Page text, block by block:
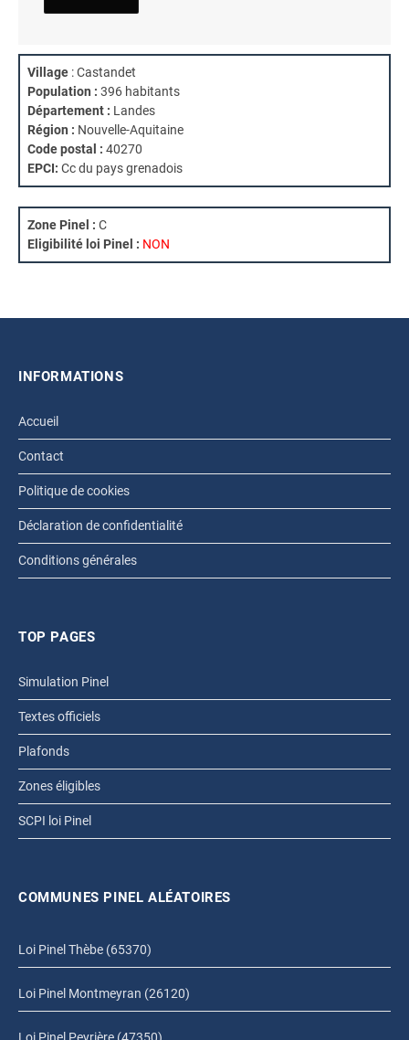
Village : Castandet
Population : 396 habitants
Département : Landes
Région : Nouvelle-Aquitaine
Code postal : 40270
EPCI: Cc du pays grenadois
Zone Pinel : C
Eligibilité loi Pinel : NON
INFORMATIONS
Accueil
Contact
Politique de cookies
Déclaration de confidentialité
Conditions générales
TOP PAGES
Simulation Pinel
Textes officiels
Plafonds
Zones éligibles
SCPI loi Pinel
COMMUNES PINEL ALÉATOIRES
Loi Pinel Thèbe (65370)
Loi Pinel Montmeyran (26120)
Loi Pinel Peyrière (47350)